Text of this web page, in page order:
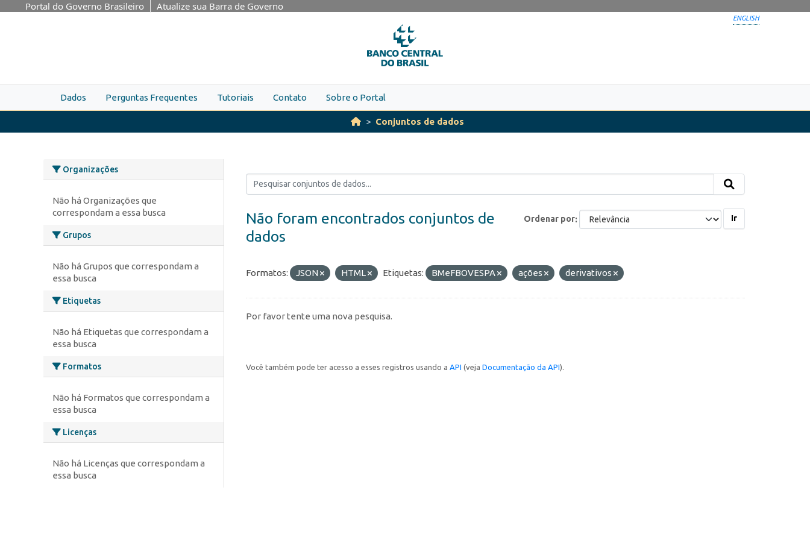
Skip to main content
Portal do Governo Brasileiro Atualize sua Barra de Governo
ENGLISH
Dados Perguntas Frequentes Tutoriais Contato Sobre o Portal
Conjuntos de dados
Organizações
Não há Organizações que
correspondam a essa busca
Grupos
Não há Grupos que correspondam a
essa busca
Etiquetas
Não há Etiquetas que correspondam a
essa busca
Formatos
Não há Formatos que correspondam a
essa busca
Licenças
Não há Licenças que correspondam a
essa busca
Ordenar por Ir
Não foram encontrados conjuntos de
dados
Formatos: JSON HTML Etiquetas: BMeFBOVESPA ações derivativos
Por favor tente uma nova pesquisa.
Você também pode ter acesso a esses registros usando a API (veja Documentação da API).